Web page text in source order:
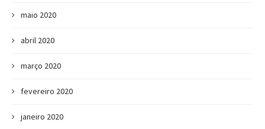
maio 2020
abril 2020
março 2020
fevereiro 2020
janeiro 2020